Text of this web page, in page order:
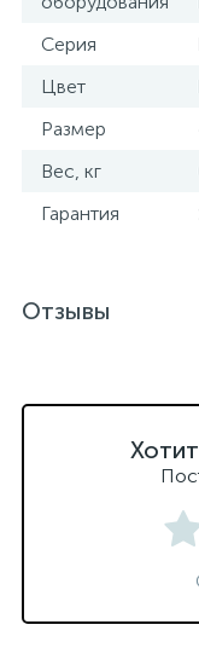
Серия
Цвет
Размер
Вес, кг
Гарантия
Отзывы